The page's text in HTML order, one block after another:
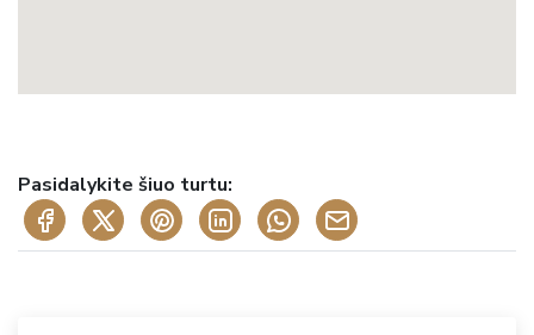
Pasidalykite šiuo turtu: